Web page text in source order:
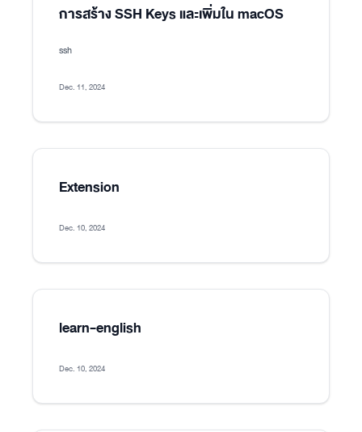
การสร้าง SSH Keys และเพิ่มใน macOS
ssh
Dec. 11, 2024
Extension
Dec. 10, 2024
learn-english
Dec. 10, 2024